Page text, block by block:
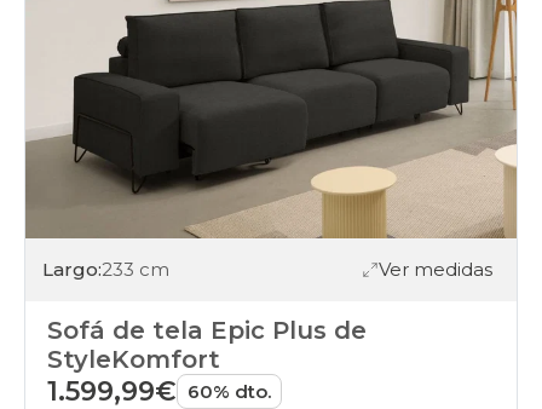
Largo:233 cm Ver medidas
Sofá de tela Epic Plus de
StyleKomfort
1.599,99€ 60% dto.